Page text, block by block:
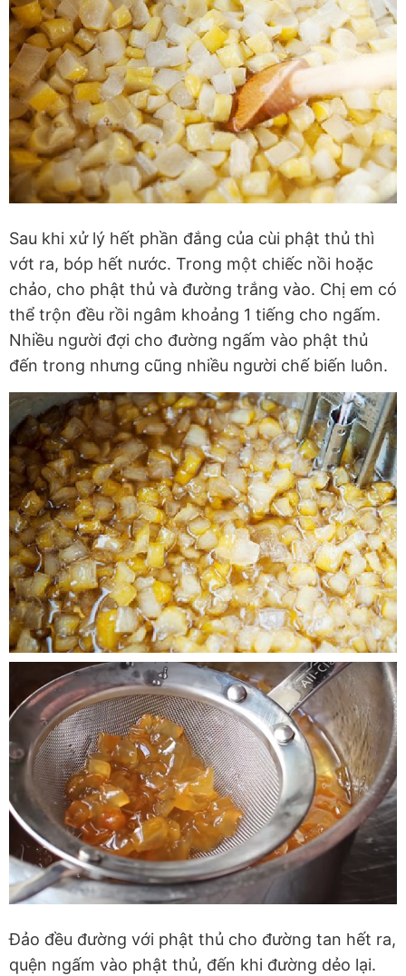
Sau khi xử lý hết phần đắng của cùi phật thủ thì
vớt ra, bóp hết nước. Trong một chiếc nồi hoặc
chảo, cho phật thủ và đường trắng vào. Chị em có
thể trộn đều rồi ngâm khoảng 1 tiếng cho ngấm.
Nhiều người đợi cho đường ngấm vào phật thủ
đến trong nhưng cũng nhiều người chế biến luôn.
Đảo đều đường với phật thủ cho đường tan hết ra,
quện ngấm vào phật thủ, đến khi đường dẻo lại.